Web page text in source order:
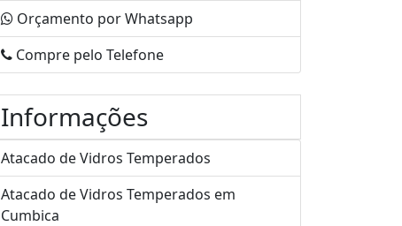
Orçamento por Whatsapp
Compre pelo Telefone
Informações
Atacado de Vidros Temperados
Atacado de Vidros Temperados em
Cumbica